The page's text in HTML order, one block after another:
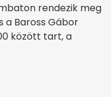
rendezik meg
a Baross Gábor
között tart, a